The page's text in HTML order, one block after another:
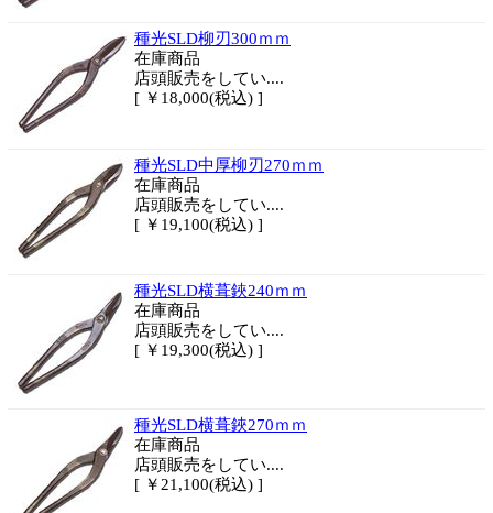
種光SLD柳刃300ｍｍ
在庫商品
店頭販売をしてい....
[ ￥18,000(税込) ]
種光SLD中厚柳刃270ｍｍ
在庫商品
店頭販売をしてい....
[ ￥19,100(税込) ]
種光SLD横葺鋏240ｍｍ
在庫商品
店頭販売をしてい....
[ ￥19,300(税込) ]
種光SLD横葺鋏270ｍｍ
在庫商品
店頭販売をしてい....
[ ￥21,100(税込) ]